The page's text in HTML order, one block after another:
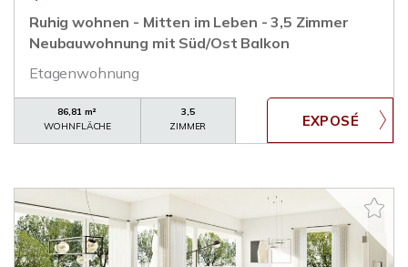
Ruhig wohnen - Mitten im Leben - 3,5 Zimmer
Neubauwohnung mit Süd/Ost Balkon
Etagenwohnung
86,81 m²
WOHNFLÄCHE
3,5
ZIMMER